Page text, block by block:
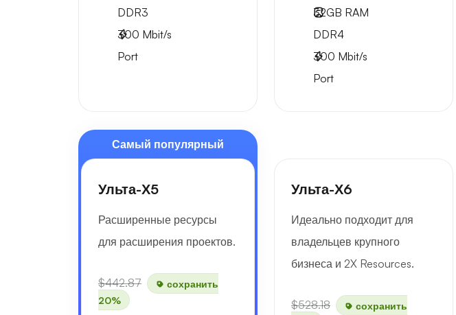
DDR3
300 Mbit/s
Port
32GB RAM
DDR4
300 Mbit/s
Port
Самый популярный
Ульта-Х5
Расширенные ресурсы
для расширения проектов.
$442.87
сохранить
20%
Ульта-Х6
Идеально подходит для
владельцев крупного
бизнеса и 2X Resources.
$528.18
сохранить